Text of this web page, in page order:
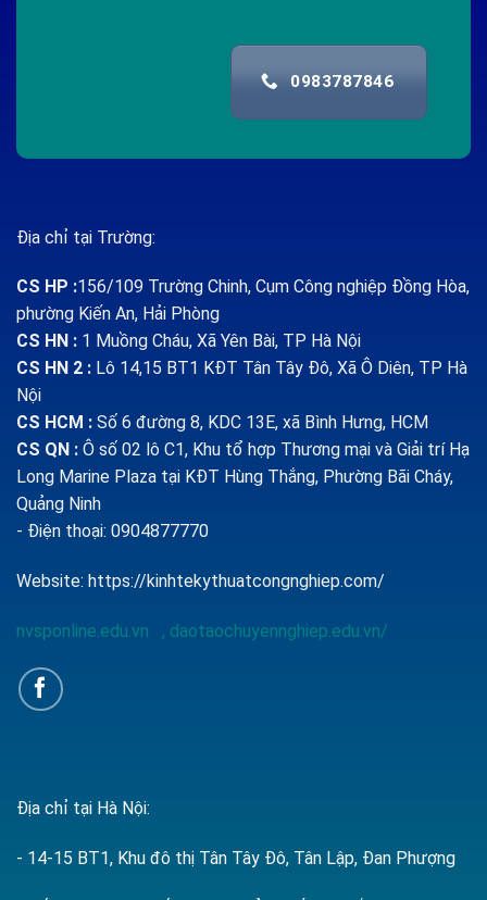
0983787846
Địa chỉ tại Trường:
CS HP :156/109 Trường Chinh, Cụm Công nghiệp Đồng Hòa,
phường Kiến An, Hải Phòng
CS HN : 1 Muồng Cháu, Xã Yên Bài, TP Hà Nội
CS HN 2 : Lô 14,15 BT1 KĐT Tân Tây Đô, Xã Ô Diên, TP Hà
Nội
CS HCM : Số 6 đường 8, KDC 13E, xã Bình Hưng, HCM
CS QN : Ô số 02 lô C1, Khu tổ hợp Thương mại và Giải trí Hạ
Long Marine Plaza tại KĐT Hùng Thắng, Phường Bãi Cháy,
Quảng Ninh
- Điện thoại: 0904877770
Website: https://kinhtekythuatcongnghiep.com/
nvsponline.edu.vn , daotaochuyennghiep.edu.vn/
Địa chỉ tại Hà Nội:
- 14-15 BT1, Khu đô thị Tân Tây Đô, Tân Lập, Đan Phượng